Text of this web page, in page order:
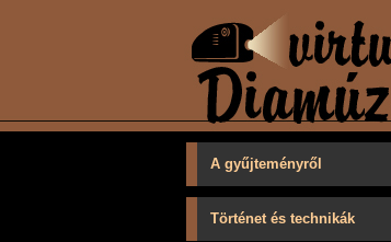
A gyűjteményről
Történet és technikák